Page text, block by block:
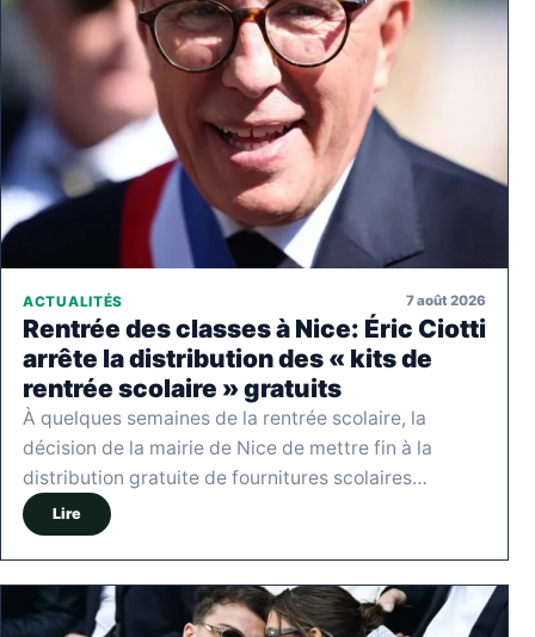
ACTUALITÉS 7 août 2026
Rentrée des classes à Nice: Éric Ciotti
arrête la distribution des « kits de
rentrée scolaire » gratuits
À quelques semaines de la rentrée scolaire, la
décision de la mairie de Nice de mettre fin à la
distribution gratuite de fournitures scolaires…
Lire